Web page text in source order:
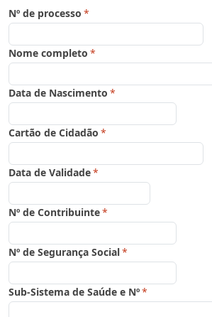
Nº de processo *
Nome completo *
Data de Nascimento *
Cartão de Cidadão *
Data de Validade*
Nº de Contribuinte*
Nº de Segurança Social*
Sub-Sistema de Saúde e Nº*